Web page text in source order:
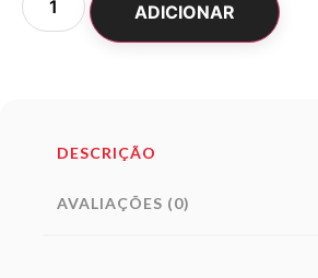
ADICIONAR
DESCRIÇÃO
AVALIAÇÕES (0)